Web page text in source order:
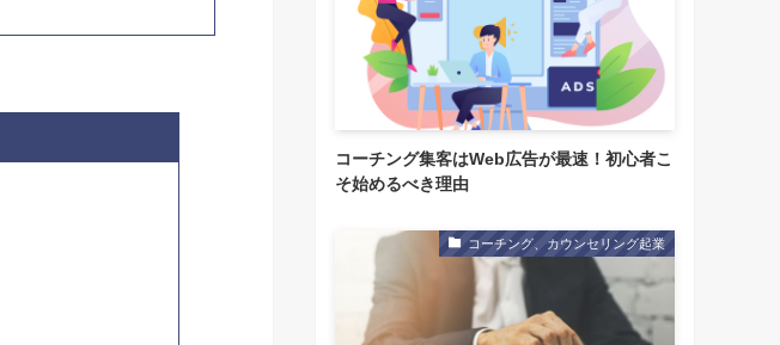
コーチング集客はWeb広告が最速！初心者こ
そ始めるべき理由
コーチング、カウンセリング起業